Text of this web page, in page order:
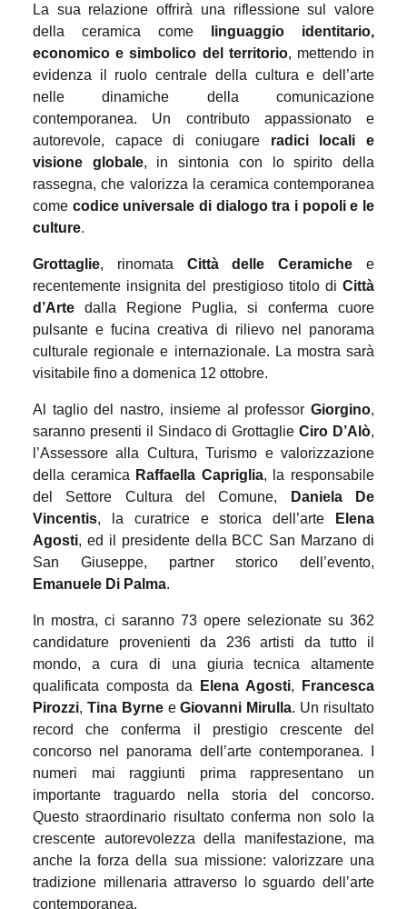
La sua relazione offrirà una riflessione sul valore
della ceramica come
linguaggio identitario,
economico e simbolico del territorio, mettendo in
evidenza il ruolo centrale della cultura e dell’arte
nelle dinamiche della comunicazione
contemporanea. Un contributo appassionato e
autorevole, capace di coniugare radici locali e
visione globale, in sintonia con lo spirito della
rassegna, che valorizza la ceramica contemporanea
come codice universale di dialogo tra i popoli e le
culture.
Grottaglie, rinomata Città delle Ceramiche e
recentemente insignita del prestigioso titolo di Città
d’Arte dalla Regione Puglia, si conferma cuore
pulsante e fucina creativa di rilievo nel panorama
culturale regionale e internazionale. La mostra sarà
visitabile fino a domenica 12 ottobre.
Al taglio del nastro, insieme al professor Giorgino,
saranno presenti il Sindaco di GrottaglieCiro D’Alò,
l’Assessore alla Cultura, Turismo e valorizzazione
della ceramica Raffaella Capriglia, la responsabile
del Settore Cultura del Comune,
Daniela De
Vincentis, la curatrice e storica dell’arte
Elena
Agosti, ed il presidente della BCC San Marzano di
San Giuseppe, partner storico dell’evento,
Emanuele Di Palma.
In mostra, ci saranno 73 opere selezionate su 362
candidature provenienti da 236 artisti da tutto il
mondo, a cura di una giuria tecnica altamente
qualificata composta da
Elena Agosti,
Francesca
Pirozzi, Tina ByrneeGiovanni Mirulla. Un risultato
record che conferma il prestigio crescente del
concorso nel panorama dell’arte contemporanea. I
numeri mai raggiunti prima rappresentano un
importante traguardo nella storia del concorso.
Questo straordinario risultato conferma non solo la
crescente autorevolezza della manifestazione, ma
anche la forza della sua missione: valorizzare una
tradizione millenaria attraverso lo sguardo dell’arte
contemporanea.